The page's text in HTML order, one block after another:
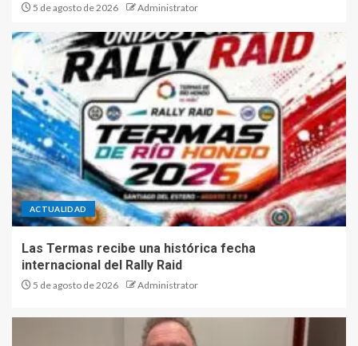
5 de agosto de 2026 Administrator
ACTUALIDAD
Las Termas recibe una histórica fecha
internacional del Rally Raid
5 de agosto de 2026 Administrator